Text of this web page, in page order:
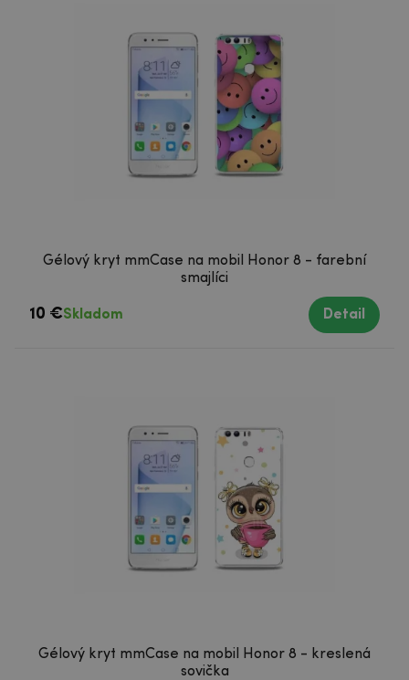
Gélový kryt mmCase na mobil Honor 8 - farební
smajlíci
10 €Skladom Detail
Gélový kryt mmCase na mobil Honor 8 - kreslená
sovička